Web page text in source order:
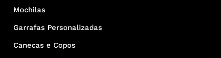
Mochilas
Garrafas Personalizadas
Canecas e Copos